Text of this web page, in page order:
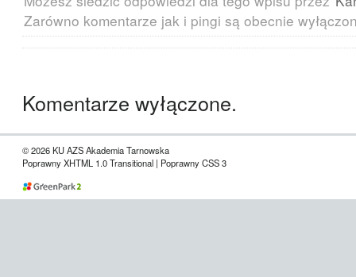
Zarówno komentarze jak i pingi są obecnie
Komentarze wyłączone.
© 2026 KU AZS Akademia Tarnowska
Poprawny XHTML 1.0 Transitional | Poprawny CSS 3